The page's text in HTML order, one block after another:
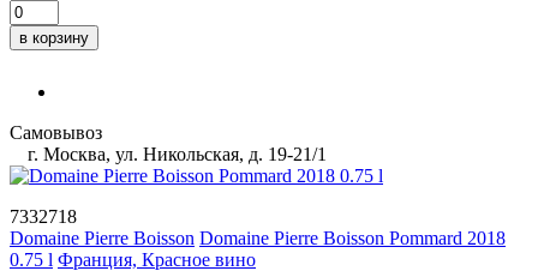
в корзину
Самовывоз
г. Москва, ул. Никольская, д. 19-21/1
7332718
Domaine Pierre Boisson Domaine Pierre Boisson Pommard 2018
0.75 l Франция, Красное вино